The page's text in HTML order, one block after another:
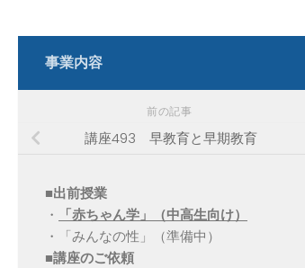
事業内容
前の記事
講座493 早教育と早期教育
■出前授業
・
「赤ちゃん学」（中高生向け）
・「みんなの性」（準備中）
■講座のご依頼